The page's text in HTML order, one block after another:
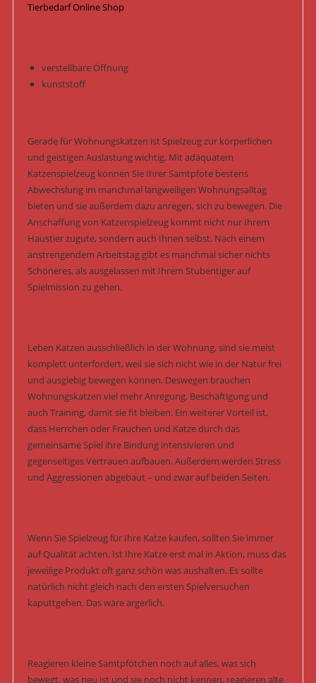
Tierbedarf Online Shop
verstellbare Öffnung
kunststoff
Gerade für Wohnungskatzen ist Spielzeug zur körperlichen
und geistigen Auslastung wichtig. Mit adäquatem
Katzenspielzeug können Sie Ihrer Samtpfote bestens
Abwechslung im manchmal langweiligen Wohnungsalltag
bieten und sie außerdem dazu anregen, sich zu bewegen. Die
Anschaffung von Katzenspielzeug kommt nicht nur Ihrem
Haustier zugute, sondern auch Ihnen selbst. Nach einem
anstrengendem Arbeitstag gibt es manchmal sicher nichts
Schöneres, als ausgelassen mit Ihrem Stubentiger auf
Spielmission zu gehen.
Leben Katzen ausschließlich in der Wohnung, sind sie meist
komplett unterfordert, weil sie sich nicht wie in der Natur frei
und ausgiebig bewegen können. Deswegen brauchen
Wohnungskatzen viel mehr Anregung, Beschäftigung und
auch Training, damit sie fit bleiben. Ein weiterer Vorteil ist,
dass Herrchen oder Frauchen und Katze durch das
gemeinsame Spiel ihre Bindung intensivieren und
gegenseitiges Vertrauen aufbauen. Außerdem werden Stress
und Aggressionen abgebaut – und zwar auf beiden Seiten.
Wenn Sie Spielzeug für Ihre Katze kaufen, sollten Sie immer
auf Qualität achten. Ist Ihre Katze erst mal in Aktion, muss das
jeweilige Produkt oft ganz schön was aushalten. Es sollte
natürlich nicht gleich nach den ersten Spielversuchen
kaputtgehen. Das wäre ärgerlich.
Reagieren kleine Samtpfötchen noch auf alles, was sich
bewegt, was neu ist und sie noch nicht kennen, reagieren alte